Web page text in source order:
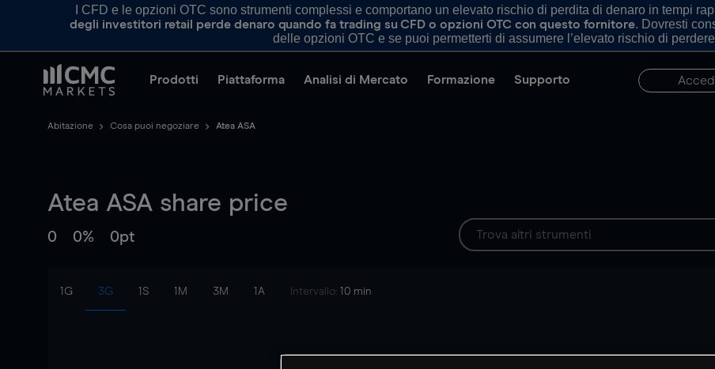
I CFD e le opzioni OTC sono strumenti complessi e comportano un elevato rischio di perdita di denaro in tempi
degli investitori retail perde denaro quando fa trading su CFD o opzioni OTC con questo fornitore. Dovresti
delle opzioni OTC e se puoi permetterti di assumere l’elevato rischio di
Prodotti Piattaforma Analisi di Mercato Formazione Supporto
Abitazione Cosa puoi negoziare Atea ASA
Atea ASA share price
0 0% 0pt
1G 3G 1S 1M 3M 1A Intervallo: 10 min